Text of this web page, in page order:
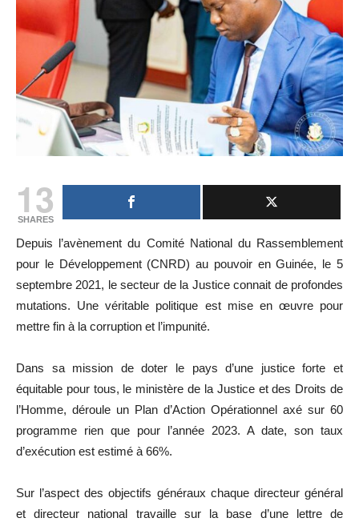
13
SHARES
Depuis l’avènement du Comité National du Rassemblement
pour le Développement (CNRD) au pouvoir en Guinée, le 5
septembre 2021, le secteur de la Justice connait de profondes
mutations. Une véritable politique est mise en œuvre pour
mettre fin à la corruption et l’impunité.
Dans sa mission de doter le pays d’une justice forte et
équitable pour tous, le ministère de la Justice et des Droits de
l’Homme, déroule un Plan d’Action Opérationnel axé sur 60
programme rien que pour l’année 2023. A date, son taux
d’exécution est estimé à 66%.
Sur l’aspect des objectifs généraux chaque directeur général
et directeur national travaille sur la base d’une lettre de